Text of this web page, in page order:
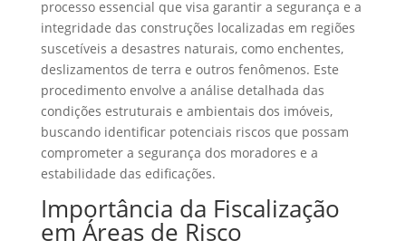
processo essencial que visa garantir a segurança e a
integridade das construções localizadas em regiões
suscetíveis a desastres naturais, como enchentes,
deslizamentos de terra e outros fenômenos. Este
procedimento envolve a análise detalhada das
condições estruturais e ambientais dos imóveis,
buscando identificar potenciais riscos que possam
comprometer a segurança dos moradores e a
estabilidade das edificações.
Importância da Fiscalização
em Áreas de Risco